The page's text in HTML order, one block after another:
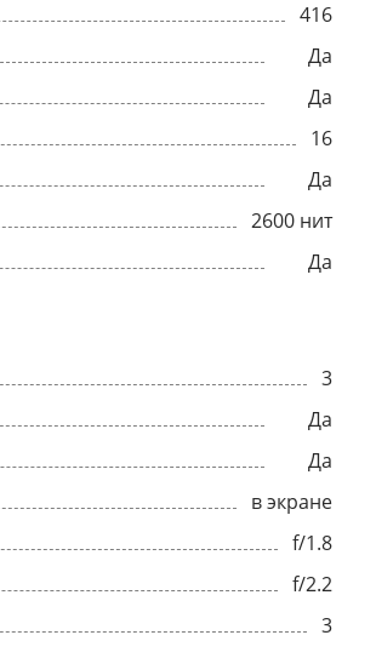
416
Да
Да
16
Да
2600 нит
Да
3
Да
Да
в экране
f/1.8
f/2.2
3